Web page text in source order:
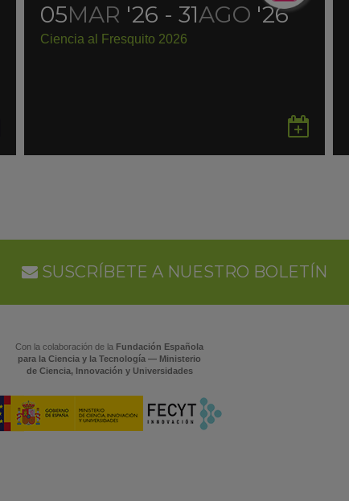
en
05MAR '26 - 31AGO '26
Ciencia al Fresquito 2026
en
SUSCRÍBETE A NUESTRO BOLETÍN
Con la colaboración de la Fundación Española
para la Ciencia y la Tecnología — Ministerio
de Ciencia, Innovación y Universidades